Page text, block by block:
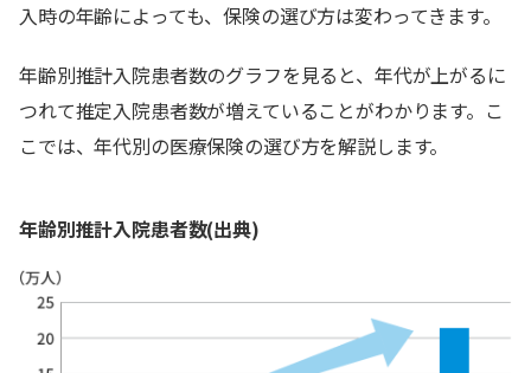
入時の年齢によっても、保険の選び方は変わってきます。
年齢別推計入院患者数のグラフを見ると、年代が上がるに
つれて推定入院患者数が増えていることがわかります。こ
こでは、年代別の医療保険の選び方を解説します。
年齢別推計入院患者数(出典)